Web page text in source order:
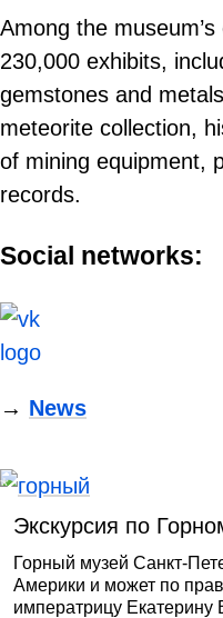
Among the
230,000 exhibits,
gemstones and
meteorite collection,
of mining equipment,
records.
Social networks:
→ News
Экскурсия по
Горный музей Санкт-
Америки и может по
императрицу Екатерину